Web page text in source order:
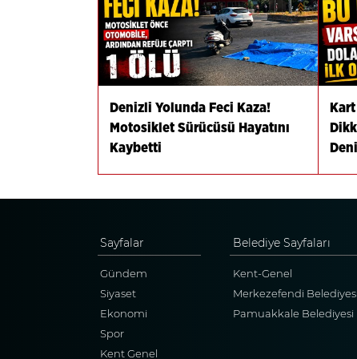
Denizli Yolunda Feci Kaza!
Motosiklet Sürücüsü Hayatını
Kaybetti
Sayfalar
Gündem
Siyaset
Ekonomi
Spor
Kent Genel
Belediye Sayfaları
Kent-Genel
Merkezefendi Belediyesi
Pamuakkale Belediyesi